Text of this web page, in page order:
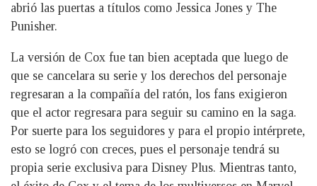
abrió las puertas a títulos como Jessica Jones y The
Punisher.
La versión de Cox fue tan bien aceptada que luego de
que se cancelara su serie y los derechos del personaje
regresaran a la compañía del ratón, los fans exigieron
que el actor regresara para seguir su camino en la saga.
Por suerte para los seguidores y para el propio intérprete,
esto se logró con creces, pues el personaje tendrá su
propia serie exclusiva para Disney Plus. Mientras tanto,